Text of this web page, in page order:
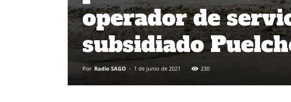
operador de
subsidiado
Por Radio SAGO - 1 de junio de 2021 230